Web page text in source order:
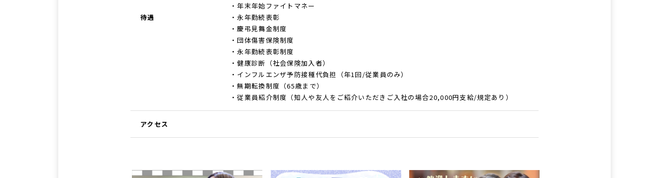
待遇
・年末年始ファイトマネー
・永年勤続表彰
・慶弔見舞金制度
・団体傷害保険制度
・永年勤続表彰制度
・健康診断（社会保険加入者）
・インフルエンザ予防接種代負担（年1回/従業員のみ）
・無期転換制度（65歳まで）
・従業員紹介制度（知人や友人をご紹介いただきご入社の場合20,000円支給/規定あり）
アクセス